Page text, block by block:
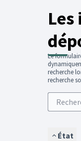
Les
Le
recherche
recherche
État